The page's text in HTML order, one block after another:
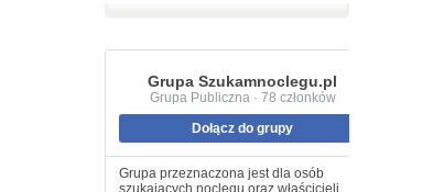
Grupa Szukamnoclegu.pl
Grupa Publiczna · 78 członków
Dołącz do grupy
Grupa przeznaczona jest dla osób
szukających noclegu oraz właścicieli